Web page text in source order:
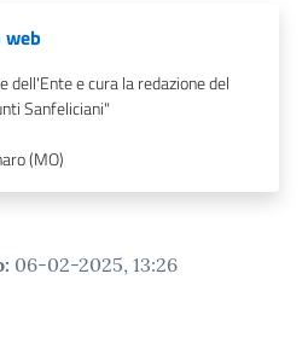
dell'Ente e cura la redazione del
Sanfeliciani"
(MO)
: 06-02-2025, 13:26